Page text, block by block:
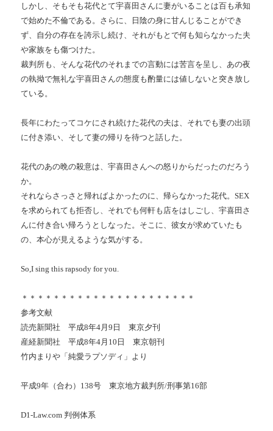
しかし、そもそも花代とて宇喜田さんに妻がいることは百も承知
で始めた不倫である。さらに、日陰の身に甘んじることができ
ず、自分の存在を誇示し続け、それがもとで何も知らなかった夫
や家族をも傷つけた。
裁判所も、そんな花代のそれまでの言動には苦言を呈し、あの夜
の執拗で無礼な宇喜田さんの態度も酌量には値しないと突き放し
ている。
長年にわたってコケにされ続けた花代の夫は、それでも妻の出頭
に付き添い、そして妻の帰りを待つと話した。
花代のあの晩の殺意は、宇喜田さんへの怒りからだったのだろう
か。
それならさっさと帰ればよかったのに、帰らなかった花代。SEX
を求められても拒否し、それでも何軒も店をはしごし、宇喜田さ
んに付き合い帰ろうとしなった。そこに、彼女が求めていたも
の、本心が見えるような気がする。
So,I sing this rapsody for you.
＊＊＊＊＊＊＊＊＊＊＊＊＊＊＊＊＊＊＊＊＊＊
参考文献
読売新聞社 平成8年4月9 日 東京夕刊
産経新聞社 平成8年4月 10 日 東京朝刊
竹内まりや「純愛ラプソディ」より
平成9年（合わ） 138号 東京地方裁判所/刑事第16部
D1-Law.com 判例体系